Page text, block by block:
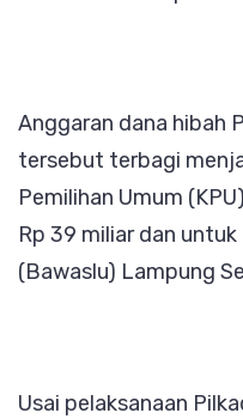
Anggaran dana hibah
tersebut terbagi
Pemilihan Umum
Rp 39 miliar dan
(Bawaslu) Lampung
Usai pelaksanaan